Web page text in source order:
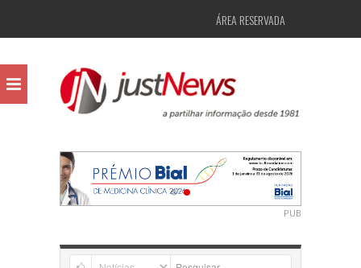
ÁREA RESERVADA
PUB